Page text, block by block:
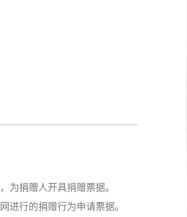
为捐赠人开具捐赠票据。
行的捐赠行为申请票据。